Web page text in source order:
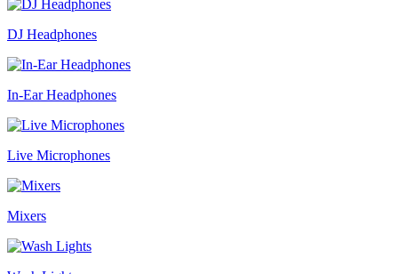
DJ Headphones
In-Ear Headphones
Live Microphones
Mixers